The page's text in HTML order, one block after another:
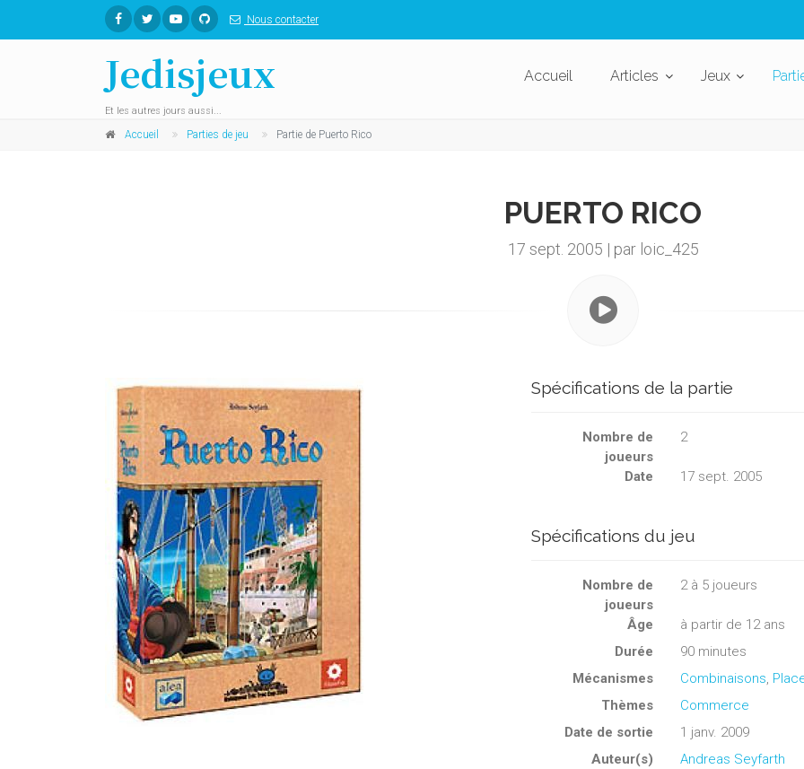
Nous contacter
Jedisjeux
Et les autres jours aussi...
Accueil Articles Jeux
Accueil Parties de jeu Partie de Puerto Rico
PUERTO RICO
17 sept. 2005 | par loic_425
Spécifications de la partie
Nombre de
joueurs
2
Date 17 sept. 2005
Spécifications du jeu
Nombre de
joueurs
2à 5 joueurs
Âge
à partir de 12 ans
Durée
90 minutes
Mécanismes
Combinaisons,
Thèmes
Commerce
Date de sortie
1 janv. 2009
Auteur(s)
Andreas Seyfarth